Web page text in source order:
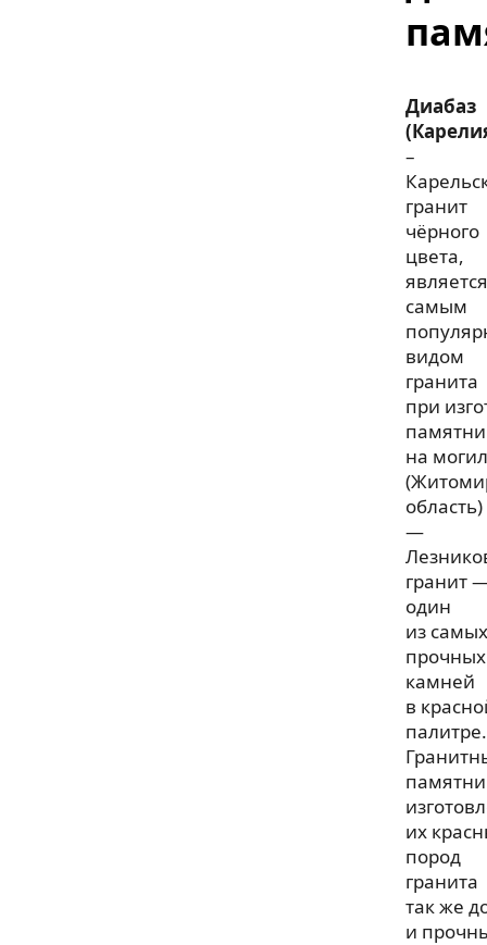
Диабаз
–
гранит
чёрного
цвета,
является
самым
видом
гранита
при
на
область)
—
гранит
один
из самых
прочных
камней
в
палитре.
их
пород
гранита
так же
и